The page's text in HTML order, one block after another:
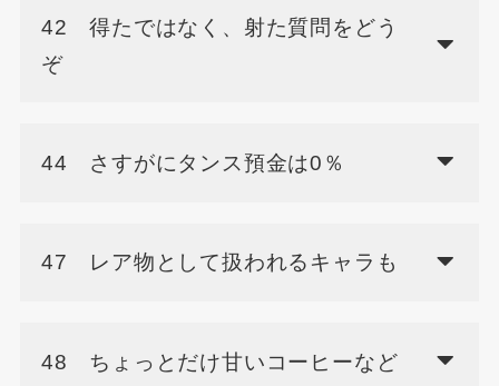
42 得たではなく、射た質問をどう
ぞ
44 さすがにタンス預金は0％
47 レア物として扱われるキャラも
48 ちょっとだけ甘いコーヒーなど